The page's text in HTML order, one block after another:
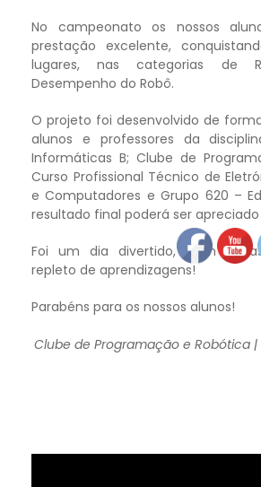
No campeonato os nossos
prestação excelente,
lugares, nas categorias de
Desempenho do Robô.
O projeto foi desenvolvido de
alunos e professores da
Informáticas B; Clube de
Curso Profissional Técnico de
e Computadores e Grupo 620 –
resultado final poderá ser
Foi um dia divertido, com
repleto de aprendizagens!
Parabéns para os nossos alunos!
Clube de Programação e Robótica |